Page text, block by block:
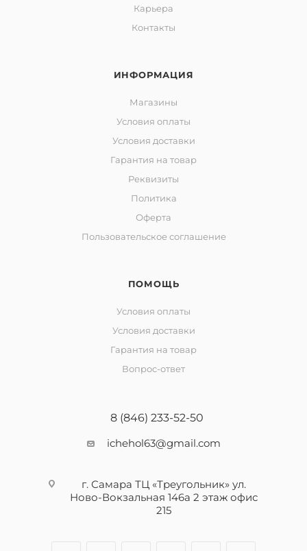
Карьера
Контакты
ИНФОРМАЦИЯ
Магазины
Условия оплаты
Условия доставки
Гарантия на товар
Реквизиты
Политика
Оферта
Пользовательское соглашение
ПОМОЩЬ
Условия оплаты
Условия доставки
Гарантия на товар
Вопрос-ответ
8 (846) 233-52-50
ichehol63@gmail.com
г. Самара ТЦ «Треугольник» ул.
Ново-Вокзальная 146а 2 этаж офис
215